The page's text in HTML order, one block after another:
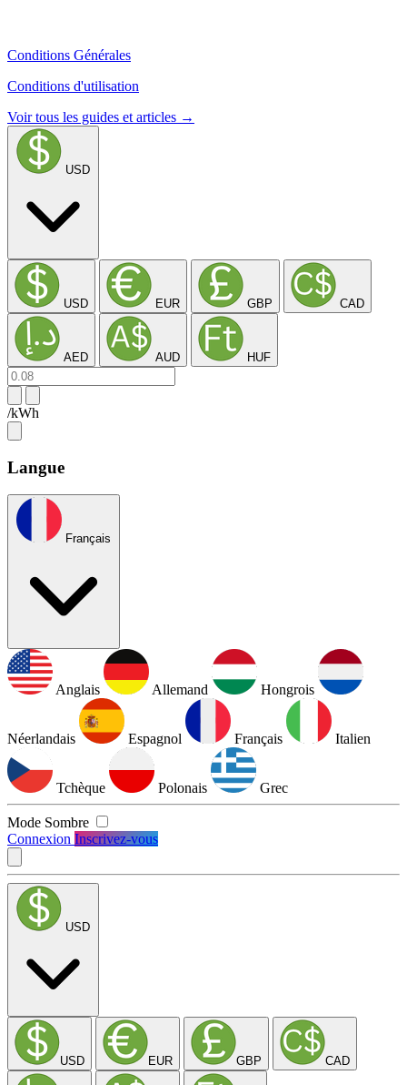
Conditions Générales
Conditions d'utilisation
Voir tous les guides et articles →
USD
USD EUR GBP CAD
AED AUD HUF
/kWh
Langue
Français
Anglais Allemand Hongrois
Néerlandais Espagnol Français Italien
Tchèque Polonais Grec
Mode Sombre
Connexion Inscrivez-vous
USD
USD EUR GBP CAD